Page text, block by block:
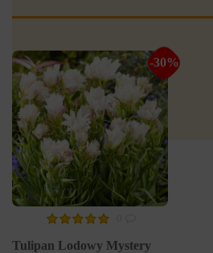
-30%
Tulipan Lodowy Mystery